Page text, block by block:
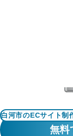
RECRUIT
白河市のECサイト制
無料